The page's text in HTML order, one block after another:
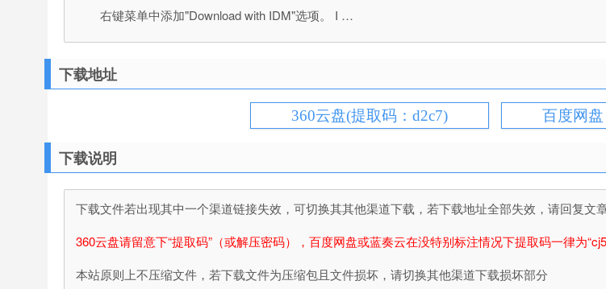
右键菜单中添加"Download with IDM"选项。 I …
下载地址
360云盘(提取码：d2c7) 百度网盘
下载说明
下载文件若出现其中一个渠道链接失效，可切换其其他渠道下载，若下载地址全部失效，请回复文
360云盘请留意下“提取码”（或解压密码），百度网盘或蓝奏云在没特别标注情况下提取码一律为
本站原则上不压缩文件，若下载文件为压缩包且文件损坏，请切换其他渠道下载损坏部分